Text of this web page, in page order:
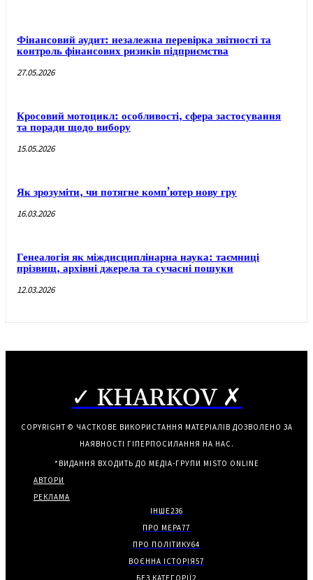
Фінансовий аудит: незалежна перевірка звітності та
контроль фінансових ризиків підприємства
27.05.2026
Кросовий мотоцикл: особливості, сфера застосування
та поради щодо вибору
15.05.2026
Як зрозуміти, чи потягне комп’ютер нову гру
16.03.2026
Генеалогія як міждисциплінарна наука: таємниці
прізвищ, архівні джерела та сучасні пошуки
12.03.2026
✓ KHARKOV ✗
COPYRIGHT © ЧАСТКОВЕ ВИКОРИСТАННЯ МАТЕРІАЛІВ ДОЗВОЛЕНО ЗА
НАЯВНОСТІ ГІПЕРПОСИЛАННЯ НА НАС.
*ВИДАННЯ ВХОДИТЬ ДО МЕДІА-ГРУПИ MISTO ONLINE
АВТОРИ
РЕКЛАМА
ІНШЕ236
ПРО МЕРА77
ПРО ПОЛІТИКУ64
ВОЄННА ІСТОРІЯ57
БЕЗ КАТЕГОРІЇ2